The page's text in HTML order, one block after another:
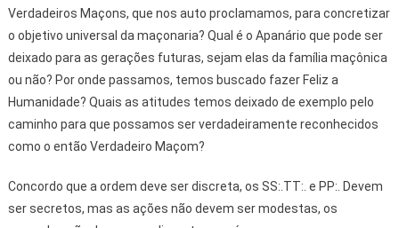
Verdadeiros Maçons, que nos auto proclamamos, para concretizar
o objetivo universal da maçonaria? Qual é o Apanário que pode ser
deixado para as gerações futuras, sejam elas da família maçônica
ou não? Por onde passamos, temos buscado fazer Feliz a
Humanidade? Quais as atitudes temos deixado de exemplo pelo
caminho para que possamos ser verdadeiramente reconhecidos
como o então Verdadeiro Maçom?
Concordo que a ordem deve ser discreta, os SS:.TT:. e PP:. Devem
ser secretos, mas as ações não devem ser modestas, os